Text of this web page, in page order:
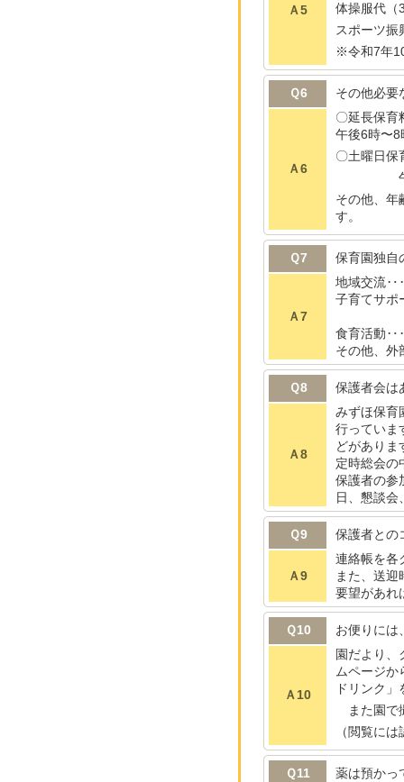
Ａ5
体操服代
スポーツ
※令和7年
Ｑ6 その他必要
Ａ6
〇延長保
午後6時〜
〇土曜日保
午前中
その他、年
す。
Ｑ7 保育園独自
Ａ7
地域交流
子育てサポ
食育活動
その他、外
Ｑ8 保護者会は
Ａ8
みずほ保育
行っていま
どがありま
定時総会の
保護者の参
日、懇談会
Ｑ9 保護者との
Ａ9
連絡帳を各
また、送
要望があれ
Ｑ10 お便りには
Ａ10
園だより、
ムページ
ドリンク
また園で
（閲覧に
Ｑ11 薬は預かっ